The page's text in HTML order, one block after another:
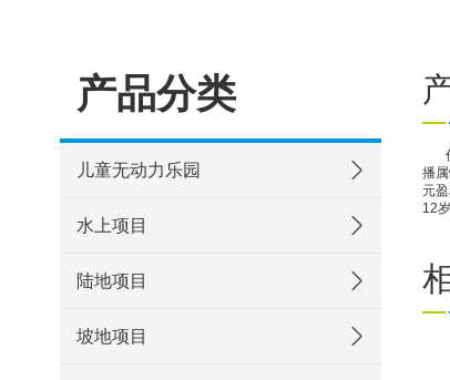
产品分类
儿童无动力乐园
水上项目
陆地项目
坡地项目
作
播
元
12